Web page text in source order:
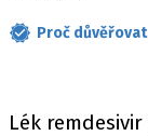
Proč
Lék